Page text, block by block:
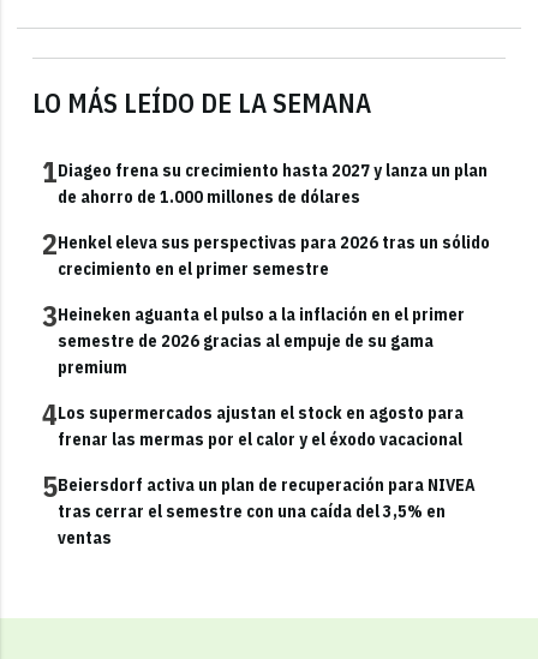
LO MÁS LEÍDO DE LA SEMANA
1Diageo frena su crecimiento hasta 2027 y lanza un plan
de ahorro de 1.000 millones de dólares
2Henkel eleva sus perspectivas para 2026 tras un sólido
crecimiento en el primer semestre
3Heineken aguanta el pulso a la inflación en el primer
semestre de 2026 gracias al empuje de su gama
premium
4Los supermercados ajustan el stock en agosto para
frenar las mermas por el calor y el éxodo vacacional
5Beiersdorf activa un plan de recuperación para NIVEA
tras cerrar el semestre con una caída del 3,5% en
ventas